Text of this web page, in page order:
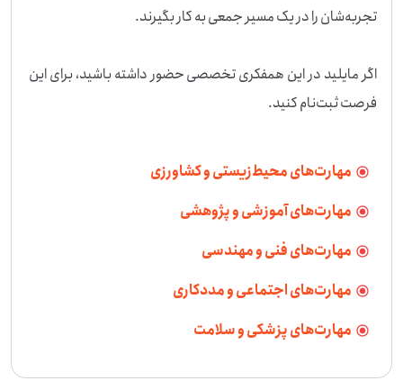
اگر مایلید در این همفکری تخصصی حضور داشته باشید، برای این
فرصت ثبت‌نام کنید.
مهارت‌های محیط‌زیستی و کشاورزی
مهارت‌های آموزشی و پژوهشی
مهارت‌های فنی و مهندسی
مهارت‌های اجتماعی و مددکاری
مهارت‌های پزشکی و سلامت